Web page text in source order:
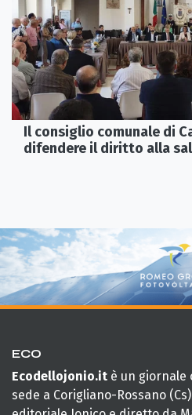
Il consiglio comunale di
difendere il diritto alla
ECO
Ecodellojonio.it è un giornale
sede a Corigliano-Rossano